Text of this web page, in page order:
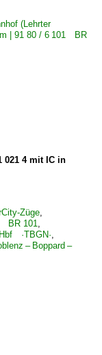
(Lehrter
| 91 80 / 6 101 BR
021 4 mit IC in
Züge,
BR 101,
·TBGN·,
– Boppard –